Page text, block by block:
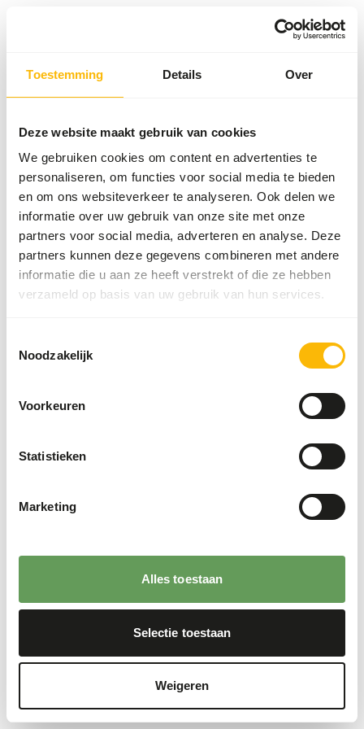
Toestemming Details Over
Deze website maakt gebruik van cookies
We gebruiken cookies om content en advertenties te
personaliseren, om functies voor social media te bieden
en om ons websiteverkeer te analyseren. Ook delen we
informatie over uw gebruik van onze site met onze
partners voor social media, adverteren en analyse. Deze
partners kunnen deze gegevens combineren met andere
informatie die u aan ze heeft verstrekt of die ze hebben
verzameld op basis van uw gebruik van hun services.
Noodzakelijk
Voorkeuren
Statistieken
Marketing
Alles toestaan
Selectie toestaan
Weigeren
Something went wrong!